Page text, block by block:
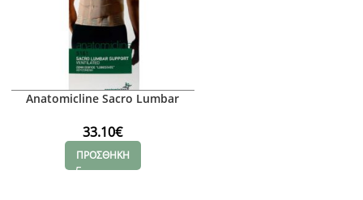
Anatomicline Sacro Lumbar
Πολλαπλών Παθήσεων No M
33.10€
ΠΡΟΣΘΗΚΗ